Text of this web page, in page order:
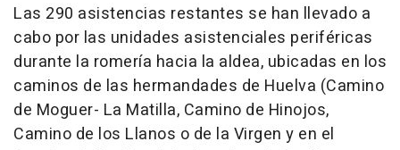
Las 290 asistencias restantes se han llevado a
cabo por las unidades asistenciales periféricas
durante la romería hacia la aldea, ubicadas en los
caminos de las hermandades de Huelva (Camino
de Moguer- La Matilla, Camino de Hinojos,
Camino de los Llanos o de la Virgen y en el